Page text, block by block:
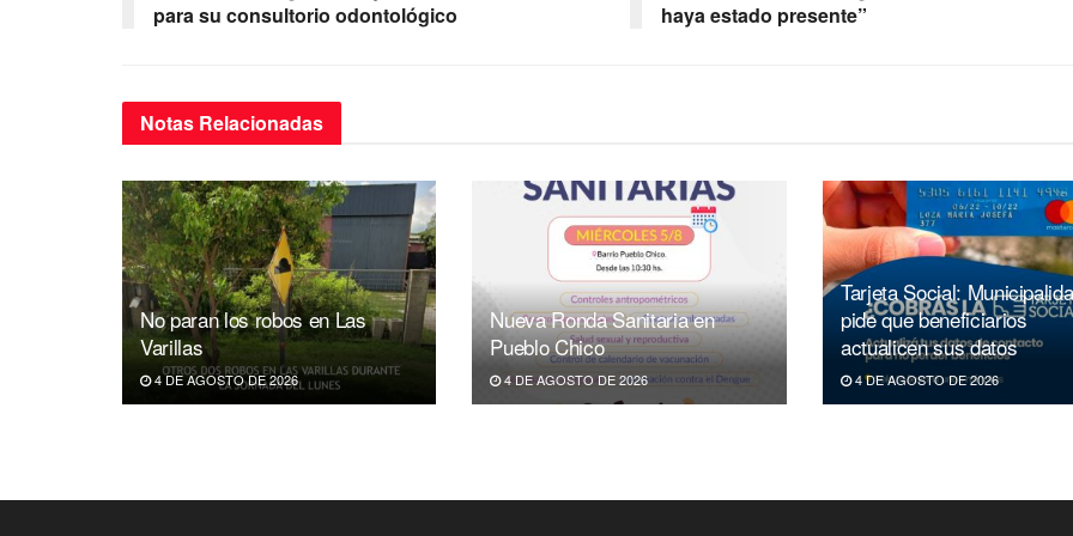
o
k
p m
para su consultorio odontológico
haya estado presente”
Notas Relacionadas
No paran los robos en Las
Varillas
4 DE AGOSTO DE 2026
Nueva Ronda Sanitaria en
Pueblo Chico
4 DE AGOSTO DE 2026
Tarjeta Social:
pide que beneficiarios
actualicen sus datos
4 DE AGOSTO DE 2026